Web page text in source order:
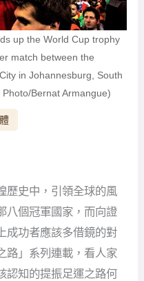
up the World Cup trophy
match between the
in Johannesburg, South
Bernat Armangue)
歷史中，引領全球的風
八個冠軍國家，而向證
成功者應該多借鏡的對
路」系列連載，看人家
認知的提振足運之路何